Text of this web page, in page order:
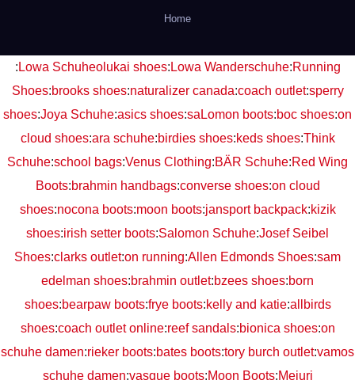
Home
: Lowa Schuheolukai shoes: Lowa Wanderschuhe:Running
Shoes:brooks shoes:naturalizer canada:coach outlet:sperry
shoes:Joya Schuhe:asics shoes:saLomon boots:boc shoes:on
cloud shoes:ara schuhe:birdies shoes:keds shoes:Think
Schuhe:school bags:Venus Clothing:BÄR Schuhe:Red Wing
Boots:brahmin handbags:converse shoes:on cloud
shoes:nocona boots:moon boots:jansport backpack:kizik
shoes:irish setter boots:Salomon Schuhe:Josef Seibel
Shoes:clarks outlet:on running:Allen Edmonds Shoes:sam
edelman shoes:brahmin outlet:bzees shoes:born
shoes:bearpaw boots:frye boots:kelly and katie:allbirds
shoes:coach outlet online:reef sandals:bionica shoes:on
schuhe damen:rieker boots:bates boots:tory burch outlet:vamos
schuhe damen:vasque boots:Moon Boots:Mejuri